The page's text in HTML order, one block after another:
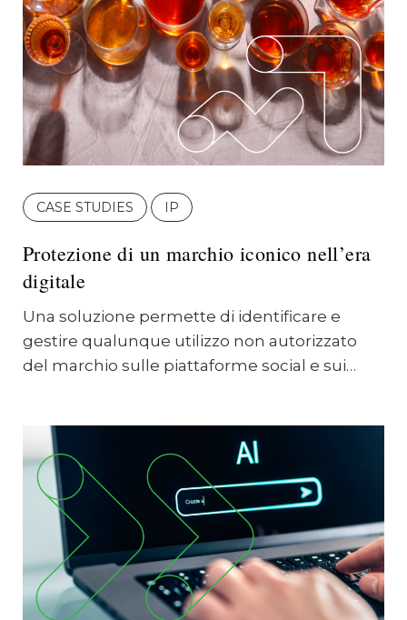
CASE STUDIES IP
Protezione di un marchio iconico nell’era
digitale
Una soluzione permette di identificare e
gestire qualunque utilizzo non autorizzato
del marchio sulle piattaforme social e sui…